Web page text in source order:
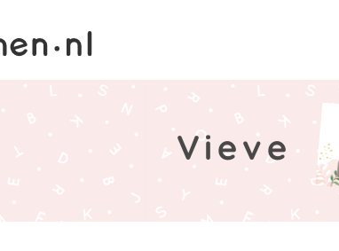
Vieve